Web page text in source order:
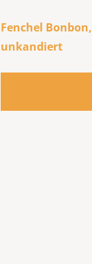
Fenchel Bonbon,
unkandiert